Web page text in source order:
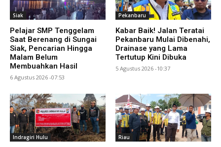
Siak
Pelajar SMP Tenggelam
Saat Berenang di Sungai
Siak, Pencarian Hingga
Malam Belum
Membuahkan Hasil
6 Agustus 2026 -07:53
Pekanbaru
Kabar Baik! Jalan Teratai
Pekanbaru Mulai Dibenahi,
Drainase yang Lama
Tertutup Kini Dibuka
5 Agustus 2026 -10:37
Indragiri Hulu Riau